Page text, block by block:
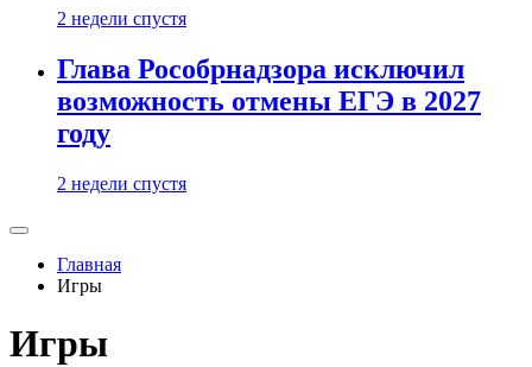
2 недели спустя
Глава Рособрнадзора исключил
возможность отмены ЕГЭ в 2027
году
2 недели спустя
Главная
Игры
Игры